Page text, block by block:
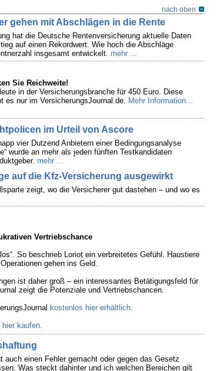
nach oben
gehen mit Abschlägen in die Rente
hat die Deutsche Rentenversicherung aktuelle Daten
auf einen Rekordwert. Wie hoch die Abschläge
insgesamt entwickelt. mehr ...
Sie Reichweite!
in der Versicherungsbranche für 450 Euro. Diese
es nur im VersicherungsJournal.de. Mehr Information...
im Urteil von Ascore
vier Dutzend Anbietern einer Bedingungsanalyse
wurde an mehr als jeden fünften Testkandidaten
mehr ...
auf die Kfz-Versicherung ausgewirkt
zeigt, wo die Versicherer gut dastehen – und wo es
Vertriebschance
So beschrieb Loriot ein verbreitetes Gefühl. Haustiere
gehen ins Geld.
ist daher groß – ein interessantes Betätigungsfeld für
zeigt die Potenziale und Vertriebschancen.
kostenlos hier erhältlich.
hier kaufen.
auch einen Fehler gemacht oder gegen das Gesetz
Was steckt dahinter und ich welchen Bereichen gilt